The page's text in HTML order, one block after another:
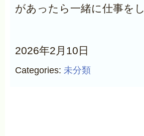
があったら一緒に仕事を
2026年2月10日
Categories: 未分類